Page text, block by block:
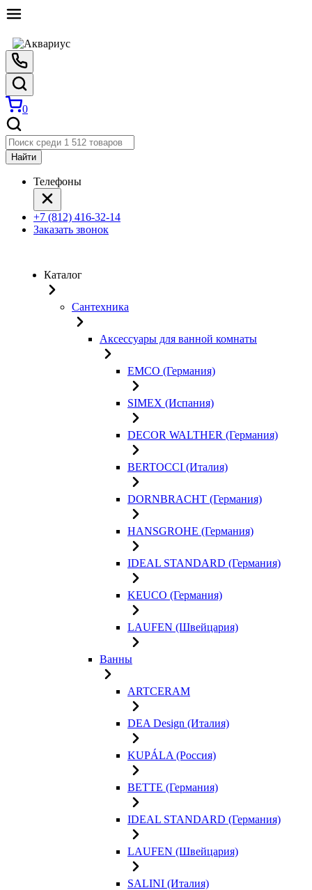
0
Найти
Телефоны
+7 (812) 416-32-14
Заказать звонок
Каталог
Сантехника
Аксессуары для ванной комнаты
EMCO (Германия)
SIMEX (Испания)
DECOR WALTHER (Германия)
BERTOCCI (Италия)
DORNBRACHT (Германия)
HANSGROHE (Германия)
IDEAL STANDARD (Германия)
KEUCO (Германия)
LAUFEN (Швейцария)
Ванны
ARTCERAM
DEA Design (Италия)
KUPÁLA (Россия)
BETTE (Германия)
IDEAL STANDARD (Германия)
LAUFEN (Швейцария)
SALINI (Италия)